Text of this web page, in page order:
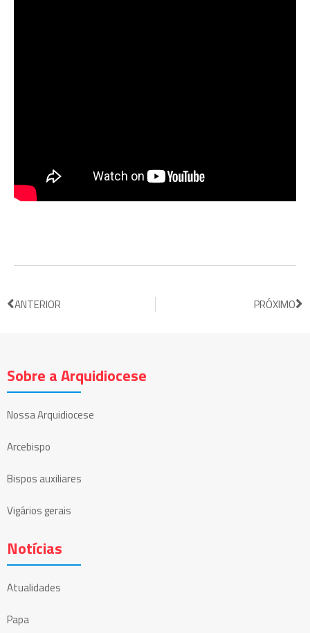
ANTERIOR PRÓXIMO
Sobre a Arquidiocese
Nossa Arquidiocese
Arcebispo
Bispos auxiliares
Vigários gerais
Notícias
Atualidades
Papa